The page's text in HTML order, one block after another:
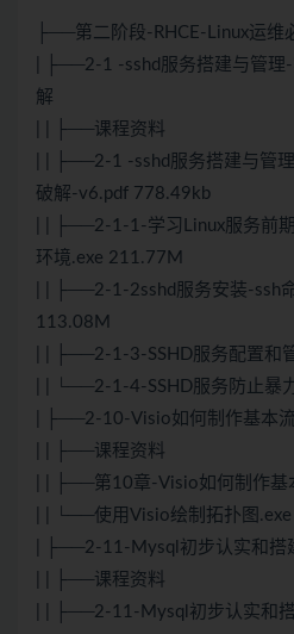
├──第二阶段-RHCE-Linux运维
| ├──2-1 -sshd服务搭建与管理
解
| | ├──课程资料
| | ├──2-1 -sshd服务搭建与管
破解-v6.pdf 778.49kb
| | ├──2-1-1-学习Linux服务前
环境.exe 211.77M
| | ├──2-1-2sshd服务安装-ssh
113.08M
| | ├──2-1-3-SSHD服务配置和
| | └──2-1-4-SSHD服务防止暴
| ├──2-10-Visio如何制作基本
| | ├──课程资料
| | ├──第10章-Visio如何制作基
| | └──使用Visio绘制拓扑图
| ├──2-11-Mysql初步认实和搭
| | ├──课程资料
| | ├──2-11-Mysql初步认实和